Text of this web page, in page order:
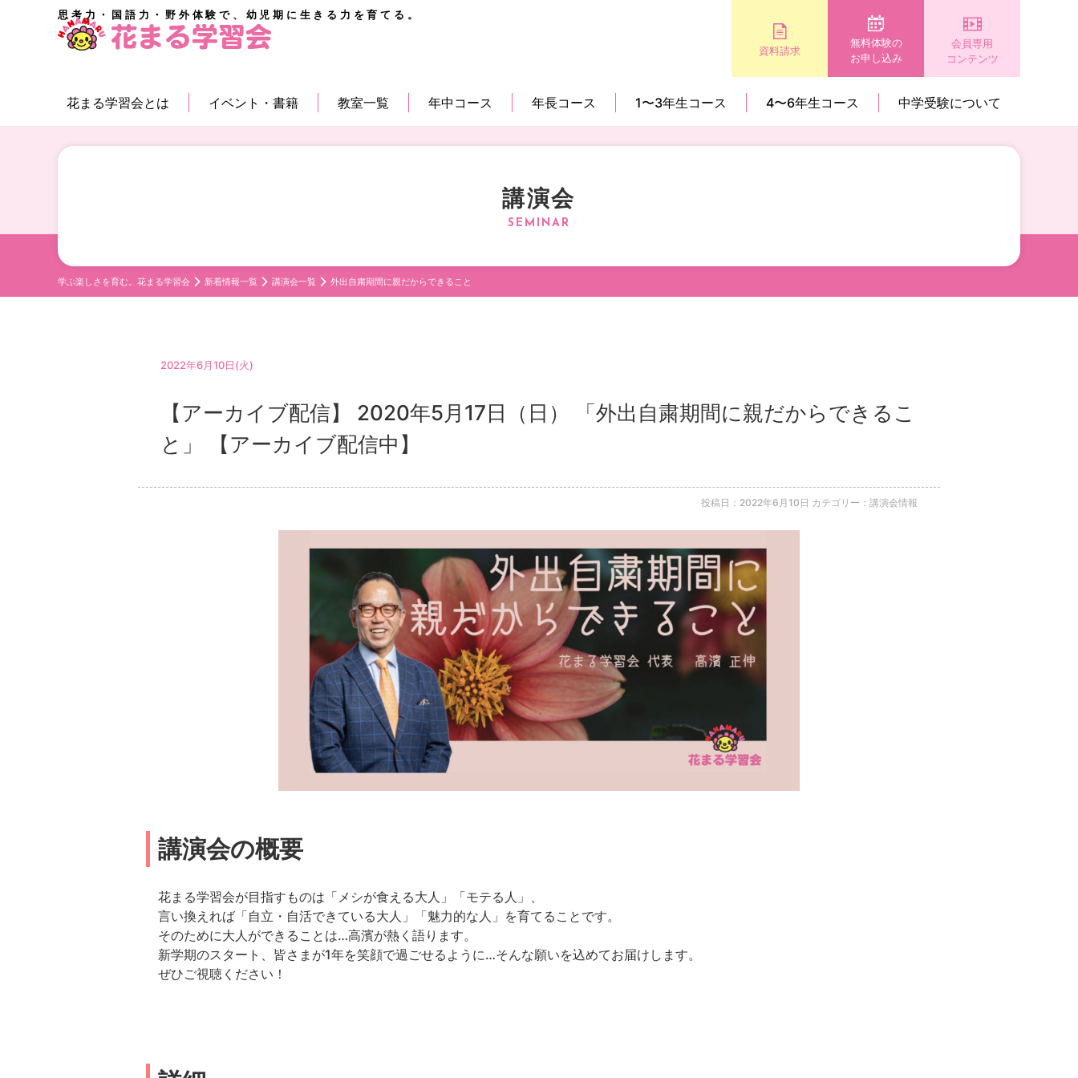
思考力・国語力・野外体験で、幼児期に生きる力を育てる。
資料請求
無料体験の
お申し込み
会員専用
コンテンツ
花まる学習会とは イベント・書籍 教室一覧 年中コース 年長コース 1〜3年生コース 4〜6年生コース 中学受験について
講演会
学ぶ楽しさを育む。花まる学習会 新着情報一覧 講演会一覧 外出自粛期間に親だからできること
2022年6月10日(火)
【アーカイブ配信】 2020年5月17日（日） 「外出自粛期間に親だからできるこ
と」 【アーカイブ配信中】
投稿日：2022年6月10日 カテゴリー：講演会情報
講演会の概要
花まる学習会が目指すものは「メシが食える大人」「モテる人」、
言い換えれば「自立・自活できている大人」「魅力的な人」を育てることです。
そのために大人ができることは…高濱が熱く語ります。
新学期のスタート、皆さまが1年を笑顔で過ごせるように…そんな願いを込めてお届けします。
ぜひご視聴ください！